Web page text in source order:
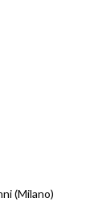
(Milano)